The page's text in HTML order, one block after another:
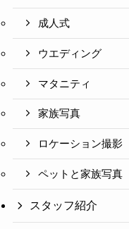
成人式
ウエディング
マタニティ
家族写真
ロケーション撮影
ペットと家族写真
スタッフ紹介